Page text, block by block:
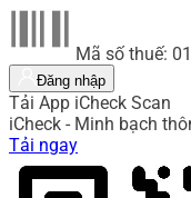
Mã số thuế:
Đăng nhập
Tải App iCheck Scan
iCheck - Minh bạch
Tải ngay